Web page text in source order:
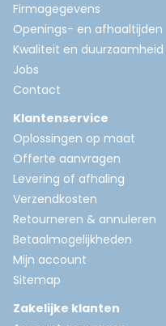
Firmagegevens
Openings- en afhaaltijden
Kwaliteit en duurzaamheid
Jobs
Contact
Klantenservice
Oplossingen op maat
Offerte aanvragen
Levering of afhaling
Verzendkosten
Retourneren & annuleren
Betaalmogelijkheden
Mijn account
Sitemap
Zakelijke klanten